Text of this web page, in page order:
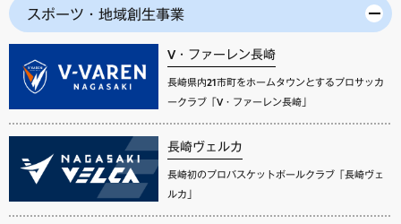
スポーツ・地域創生事業
V・ファーレン長崎
長崎県内21市町をホームタウンとするプロサッカ
ークラブ「V・ファーレン長崎」
長崎ヴェルカ
長崎初のプロバスケットボールクラブ「長崎ヴェ
ルカ」